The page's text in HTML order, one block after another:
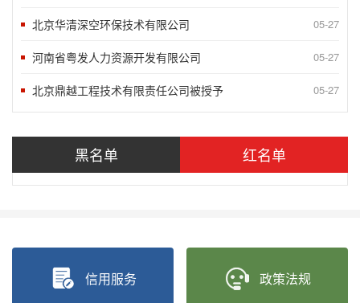
北京华清深空环保技术有限公司
河南省粤发人力资源开发有限公司
北京鼎越工程技术有限责任公司被授予
北京智充科技有限公司被授予“北京市信 05-27
“2018北京榜样”发布九月第一周5
“2018北京榜样”发布八月月度榜样 05-27
“2018北京榜样”发布八月第三周5 05-27
“2020北京榜样”发布八月第二周5
黑名单 红名单
信用服务 政策法规